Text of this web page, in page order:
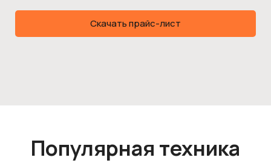
Скачать прайс-лист
Популярная техника